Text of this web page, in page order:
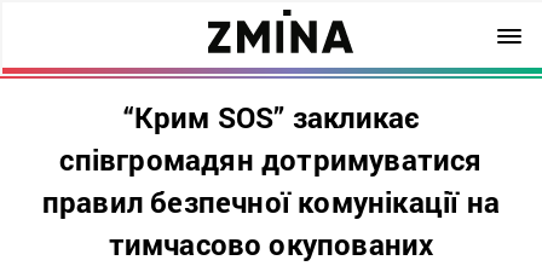
“Крим SOS” закликає
співгромадян дотримуватися
правил безпечної комунікації на
тимчасово окупованих